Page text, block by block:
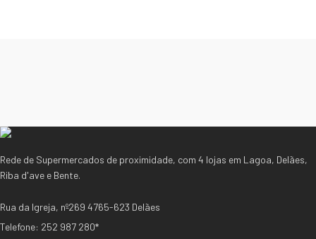
Rede de Supermercados de proximidade, com 4 lojas em Lagoa, Delães,
Riba d'ave e Bente.
Rua da Igreja, nº269 4765-623 Delães
Telefone: 252 987 280*